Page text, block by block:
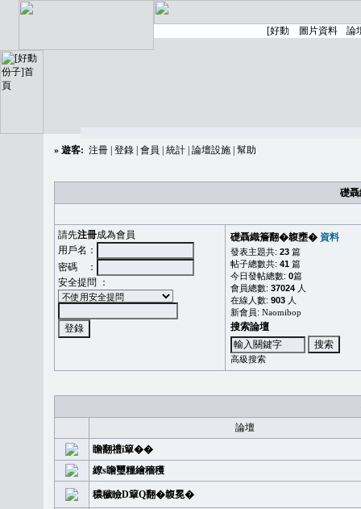
» 遊客: 注冊 登錄 會員 統計 論壇設施 幫助
礎
請先注冊成為會員
用戶名：
密碼 ：
安全提問 ：
礎聶織簷翻�䪖壅� 資料
發表主題共: 23 篇
帖子總數共: 41 篇
今日發帖總數: 0篇
會員總數: 37024 人
在線人數: 903 人
新會員: Naomibop
搜索論壇
高級搜索
論壇
瞻翻禮i簞��
繚s瞻璽糧繪穡穫
穠穢瞼D簞Q翻�䪖冕�